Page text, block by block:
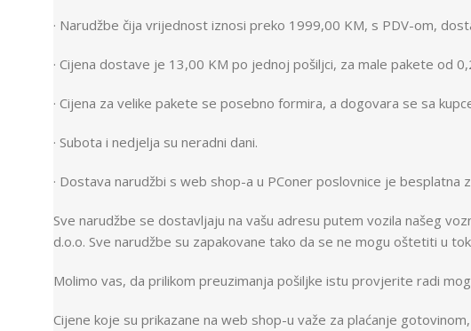
· Narudžbe čija vrijednost iznosi preko 1999,00 KM, s PDV-om,
· Cijena dostave je 13,00 KM po jednoj pošiljci, za male pakete od
· Cijena za velike pakete se posebno formira, a dogovara se sa
· Subota i nedjelja su neradni dani.
· Dostava narudžbi s web shop-a u PConer poslovnice je besplatna
Sve narudžbe se dostavljaju na vašu adresu putem vozila našeg
d.o.o. Sve narudžbe su zapakovane tako da se ne mogu oštetiti u
Molimo vas, da prilikom preuzimanja pošiljke istu provjerite radi
Cijene koje su prikazane na web shop-u važe za plaćanje